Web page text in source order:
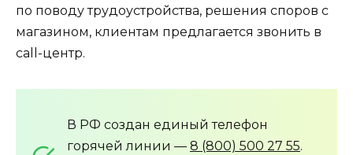
по поводу трудоустройства, решения споров с
магазином, клиентам предлагается звонить в
call-центр.
В РФ создан единый телефон
горячей линии — 8 (800) 500 27 55.